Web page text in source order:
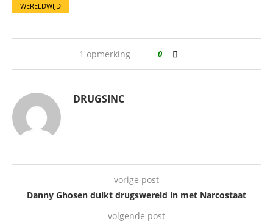
WERELDWIJD
1 opmerking 0
DRUGSINC
vorige post
Danny Ghosen duikt drugswereld in met Narcostaat
volgende post